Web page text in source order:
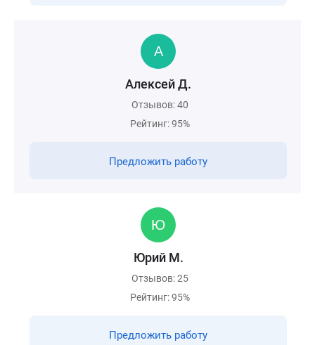
Алексей Д.
Отзывов: 40
Рейтинг: 95%
Предложить работу
Юрий М.
Отзывов: 25
Рейтинг: 95%
Предложить работу